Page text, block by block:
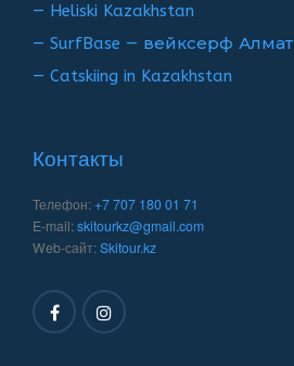
— Heliski Kazakhstan
— SurfBase — вейксерф
— Catskiing in Kazakhstan
Контакты
Телефон:+7 707 180 01 71
E-mail:skitourkz@gmail.com
Web-сайт:Skitour.kz